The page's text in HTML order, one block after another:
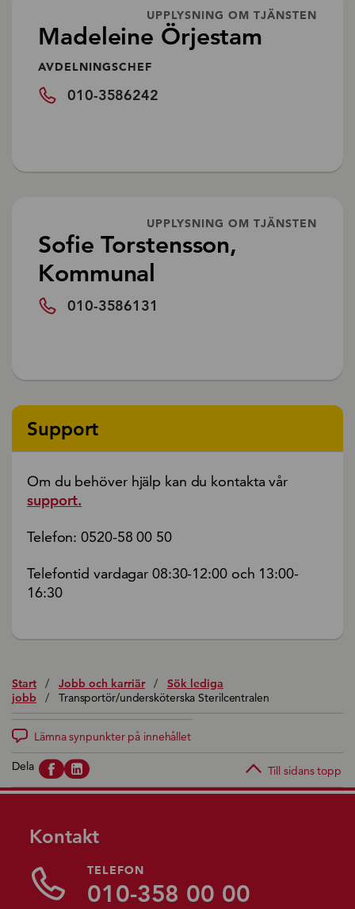
UPPLYSNING OM TJÄNSTEN
Madeleine Örjestam
AVDELNINGSCHEF
010-3586242
UPPLYSNING OM TJÄNSTEN
Sofie Torstensson,
Kommunal
010-3586131
Support
Om du behöver hjälp kan du kontakta vår
support.
Telefon: 0520-58 00 50
Telefontid vardagar 08:30-12:00 och 13:00-
16:30
Start / Jobb och karriär /
Sök lediga
jobb
/ Transportör/undersköterska Sterilcentralen
Lämna synpunkter på innehållet
Dela Till sidans topp
Kontakt
TELEFON
010-358 00 00